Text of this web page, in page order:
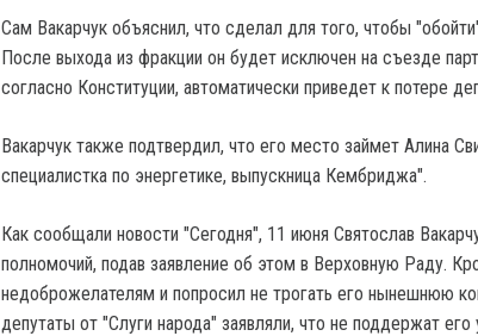
Сам Вакарчук объяснил, что сделал для того, чтобы
После выхода из фракции он будет исключен на съезде
согласно Конституции, автоматически приведет к потере
Вакарчук также подтвердил, что его место займет Алина
специалистка по энергетике, выпускница Кембриджа".
Как сообщали новости "Сегодня", 11 июня Святослав
полномочий, подав заявление об этом в Верховную Раду.
недоброжелателям и попросил не трогать его нынешнюю
депутаты от "Слуги народа" заявляли, что не поддержат